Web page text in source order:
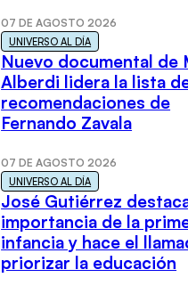
07 DE AGOSTO 2026
UNIVERSO AL DÍA
Nuevo documental de
Alberdi lidera la lista
recomendaciones de
Fernando Zavala
07 DE AGOSTO 2026
UNIVERSO AL DÍA
José Gutiérrez
importancia de la
infancia y hace el
priorizar la educación